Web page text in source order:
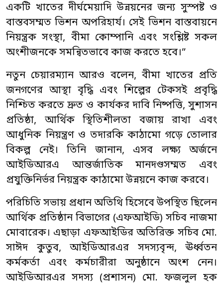
একটি খাতের দীর্ঘমেয়াদি উন্নয়নের জন্য সুস্পষ্ট ও
বাস্তবসম্মত ভিশন অপরিহার্য। সেই ভিশন বাস্তবায়নে
নিয়ন্ত্রক সংস্থা, বীমা কোম্পানি এবং সংশ্লিষ্ট সকল
অংশীজনকে সমন্বিতভাবে কাজ করতে হবে।”
নতুন চেয়ারম্যান আরও বলেন, বীমা খাতের প্রতি
জনগণের আস্থা বৃদ্ধি এবং শিল্পের টেকসই প্রবৃদ্ধি
নিশ্চিত করতে দ্রুত ও কার্যকর দাবি নিষ্পত্তি, সুশাসন
প্রতিষ্ঠা, আর্থিক স্থিতিশীলতা বজায় রাখা এবং
আধুনিক নিয়ন্ত্রণ ও তদারকি কাঠামো গড়ে তোলার
বিকল্প নেই। তিনি জানান, এসব লক্ষ্য অর্জনে
আইডিআরএ আন্তর্জাতিক মানদণ্ডসম্মত এবং
প্রযুক্তিনির্ভর নিয়ন্ত্রক কাঠামো উন্নয়নে কাজ করবে।
পরিচিতি সভায় প্রধান অতিথি হিসেবে উপস্থিত ছিলেন
আর্থিক প্রতিষ্ঠান বিভাগের (এফআইডি) সচিব নাজমা
মোবারেক। এছাড়া এফআইডির অতিরিক্ত সচিব মো.
সাঈদ কুতুব, আইডিআরএর সদস্যবৃন্দ, ঊর্ধ্বতন
কর্মকর্তা এবং কর্মচারীরা অনুষ্ঠানে অংশ নেন।
আইডিআরএর সদস্য (প্রশাসন) মো. ফজলুল হক